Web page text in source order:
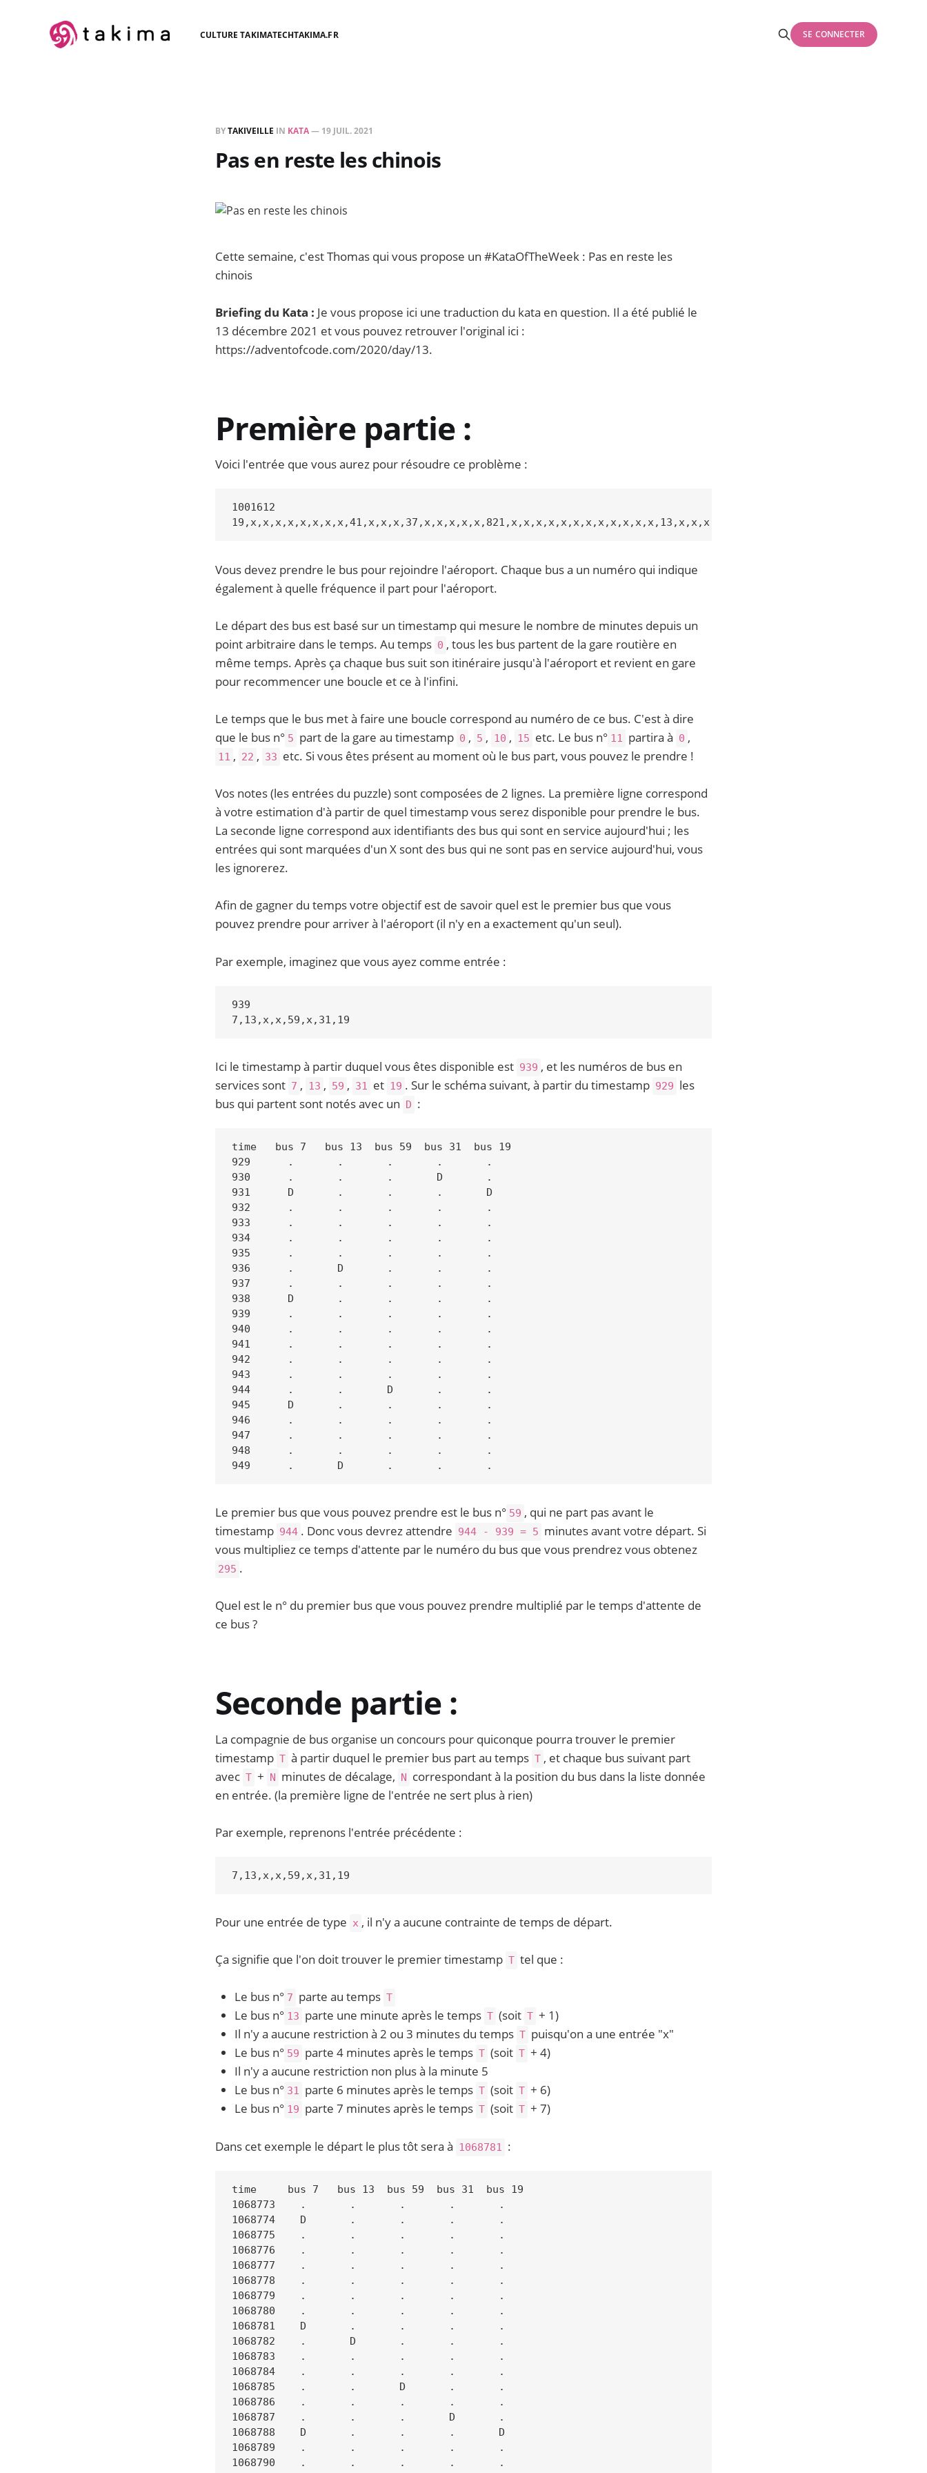
CULTURE TAKIMATECHTAKIMA.FR SE CONNECTER
BYTAKIVEILLE IN KATA— 19 JUIL. 2021
Pas en reste les chinois
Cette semaine, c'est Thomas qui vous propose un #KataOfTheWeek : Pas en reste les
chinois
Briefing du Kata : Je vous propose ici une traduction du kata en question. Il a été publié le
13 décembre 2021 et vous pouvez retrouver l'original ici :
https://adventofcode.com/2020/day/13.
Première partie :
Voici l'entrée que vous aurez pour résoudre ce problème :
1001612
Vous devez prendre le bus pour rejoindre l'aéroport. Chaque bus a un numéro qui indique
également à quelle fréquence il part pour l'aéroport.
Le départ des bus est basé sur un timestamp qui mesure le nombre de minutes depuis un
point arbitraire dans le temps. Au temps 0 , tous les bus partent de la gare routière en
même temps. Après ça chaque bus suit son itinéraire jusqu'à l'aéroport et revient en gare
pour recommencer une boucle et ce à l'infini.
Le temps que le bus met à faire une boucle correspond au numéro de ce bus. C'est à dire
que le bus n° 5 part de la gare au timestamp 0 , 5 , 10 , 15 etc. Le bus n° 11 partira à 0 ,
11 , 22 , 33 etc. Si vous êtes présent au moment où le bus part, vous pouvez le prendre !
Vos notes (les entrées du puzzle) sont composées de 2 lignes. La première ligne correspond
à votre estimation d'à partir de quel timestamp vous serez disponible pour prendre le bus.
La seconde ligne correspond aux identifiants des bus qui sont en service aujourd'hui ; les
entrées qui sont marquées d'un X sont des bus qui ne sont pas en service aujourd'hui, vous
les ignorerez.
Afin de gagner du temps votre objectif est de savoir quel est le premier bus que vous
pouvez prendre pour arriver à l'aéroport (il n'y en a exactement qu'un seul).
Par exemple, imaginez que vous ayez comme entrée :
939
Ici le timestamp à partir duquel vous êtes disponible est 939 , et les numéros de bus en
services sont 7 , 13 , 59 , 31 et 19 . Sur le schéma suivant, à partir du timestamp 929 les
bus qui partent sont notés avec un D :
time   bus 7   bus 13  bus 59  bus 31  bus 19
929      .       .       .       .       .
930      .       .       .       D       .
931      D       .       .       .       D
932      .       .       .       .       .
933      .       .       .       .       .
934      .       .       .       .       .
935      .       .       .       .       .
936      .       D       .       .       .
937      .       .       .       .       .
938      D       .       .       .       .
939      .       .       .       .       .
940      .       .       .       .       .
941      .       .       .       .       .
942      .       .       .       .       .
943      .       .       .       .       .
944      .       .       D       .       .
945      D       .       .       .       .
946      .       .       .       .       .
947      .       .       .       .       .
948      .       .       .       .       .
Le premier bus que vous pouvez prendre est le bus n° 59 , qui ne part pas avant le
timestamp 944 . Donc vous devrez attendre 944 - 939 = 5 minutes avant votre départ. Si
vous multipliez ce temps d'attente par le numéro du bus que vous prendrez vous obtenez
295 .
Quel est le n° du premier bus que vous pouvez prendre multiplié par le temps d'attente de
ce bus ?
Seconde partie :
La compagnie de bus organise un concours pour quiconque pourra trouver le premier
timestamp T à partir duquel le premier bus part au temps T , et chaque bus suivant part
avec T + N minutes de décalage, N correspondant à la position du bus dans la liste donnée
en entrée. (la première ligne de l'entrée ne sert plus à rien)
Par exemple, reprenons l'entrée précédente :
Pour une entrée de type x , il n'y a aucune contrainte de temps de départ.
Ça signifie que l'on doit trouver le premier timestamp T tel que :
Le bus n° 7 parte au temps T
Le bus n° 13 parte une minute après le temps T (soit T + 1)
Il n'y a aucune restriction à 2 ou 3 minutes du temps T puisqu'on a une entrée "x"
Le bus n° 59 parte 4 minutes après le temps T (soit T + 4)
Il n'y a aucune restriction non plus à la minute 5
Le bus n° 31 parte 6 minutes après le temps T (soit T + 6)
Le bus n° 19 parte 7 minutes après le temps T (soit T + 7)
Dans cet exemple le départ le plus tôt sera à 1068781 :
time     bus 7   bus 13  bus 59  bus 31  bus 19
1068773    .       .       .       .       .
1068774    D       .       .       .       .
1068775    .       .       .       .       .
1068776    .       .       .       .       .
1068777    .       .       .       .       .
1068778    .       .       .       .       .
1068779    .       .       .       .       .
1068780    .       .       .       .       .
1068781    D       .       .       .       .
1068782    .       D       .       .       .
1068783    .       .       .       .       .
1068784    .       .       .       .       .
1068785    .       .       D       .       .
1068786    .       .       .       .       .
1068787    .       .       .       D       .
1068788    D       .       .       .       D
1068789    .       .       .       .       .
1068790    .       .       .       .       .